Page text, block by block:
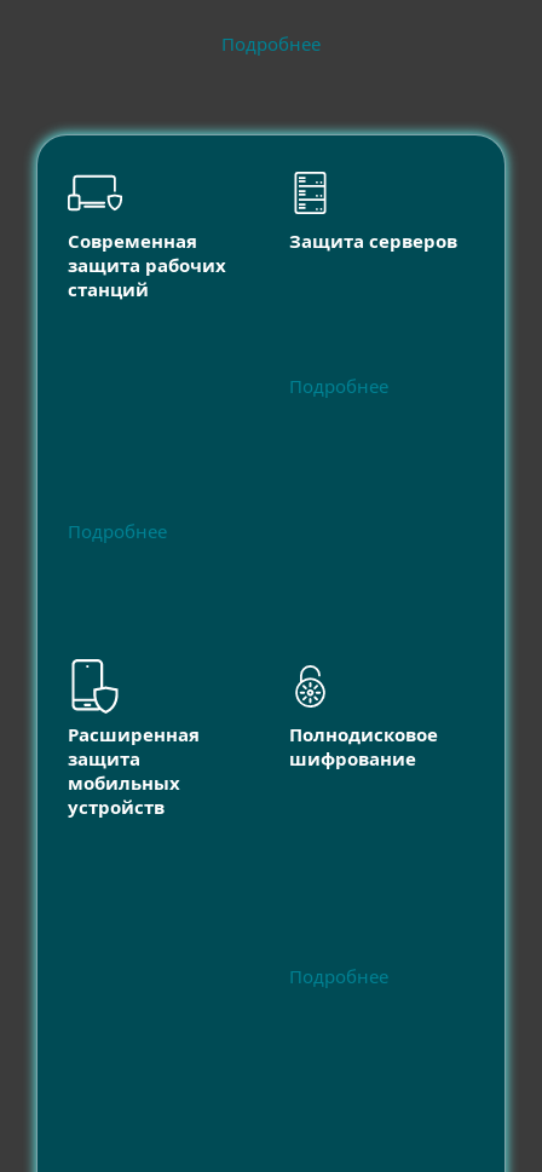
Подробнее
Современная
защита рабочих
станций
Подробнее
Защита серверов
Подробнее
Расширенная
защита
мобильных
устройств
Полнодисковое
шифрование
Подробнее